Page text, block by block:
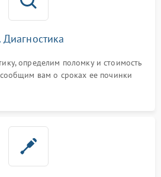
Диагностика
определим поломку и стоимость
вам о сроках ее починки